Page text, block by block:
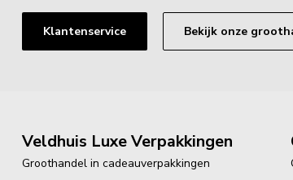
Klantenservice Bekijk onze
Veldhuis Luxe Verpakkingen
Groothandel in cadeauverpakkingen